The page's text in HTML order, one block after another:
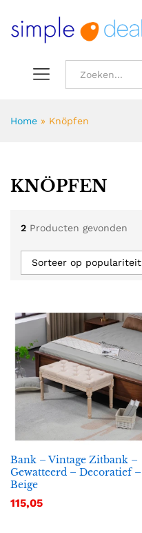
Home » Knöpfen
KNÖPFEN
2 Producten gevonden
Sorteer op populariteit
Bank – Vintage Zitbank –
Gewatteerd – Decoratief –
Beige
115,05